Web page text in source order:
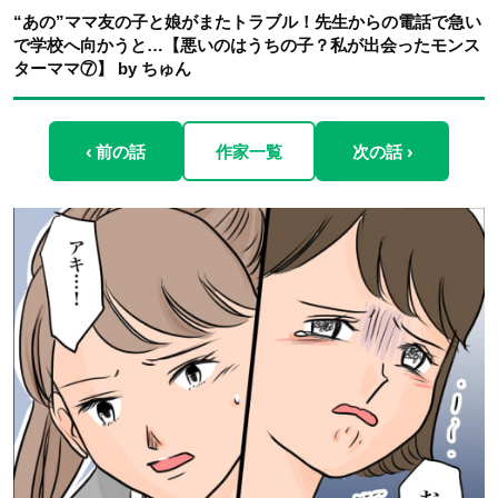
“あの”ママ友の子と娘がまたトラブル！先生からの電話で急い
で学校へ向かうと…【悪いのはうちの子？私が出会ったモンス
ターママ⑦】 by ちゅん
‹ 前の話 作家一覧 次の話 ›